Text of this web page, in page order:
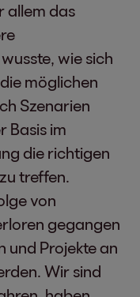
allem das
wie sich
möglichen
Szenarien
Basis im
die richtigen
treffen.
von
gegangen
und Projekte an
Wir sind